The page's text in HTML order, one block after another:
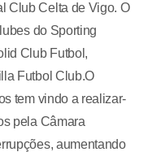
Club Celta de Vigo. O
do Sporting
Club Futbol,
Futbol Club.O
tem vindo a realizar-
pela Câmara
aumentando